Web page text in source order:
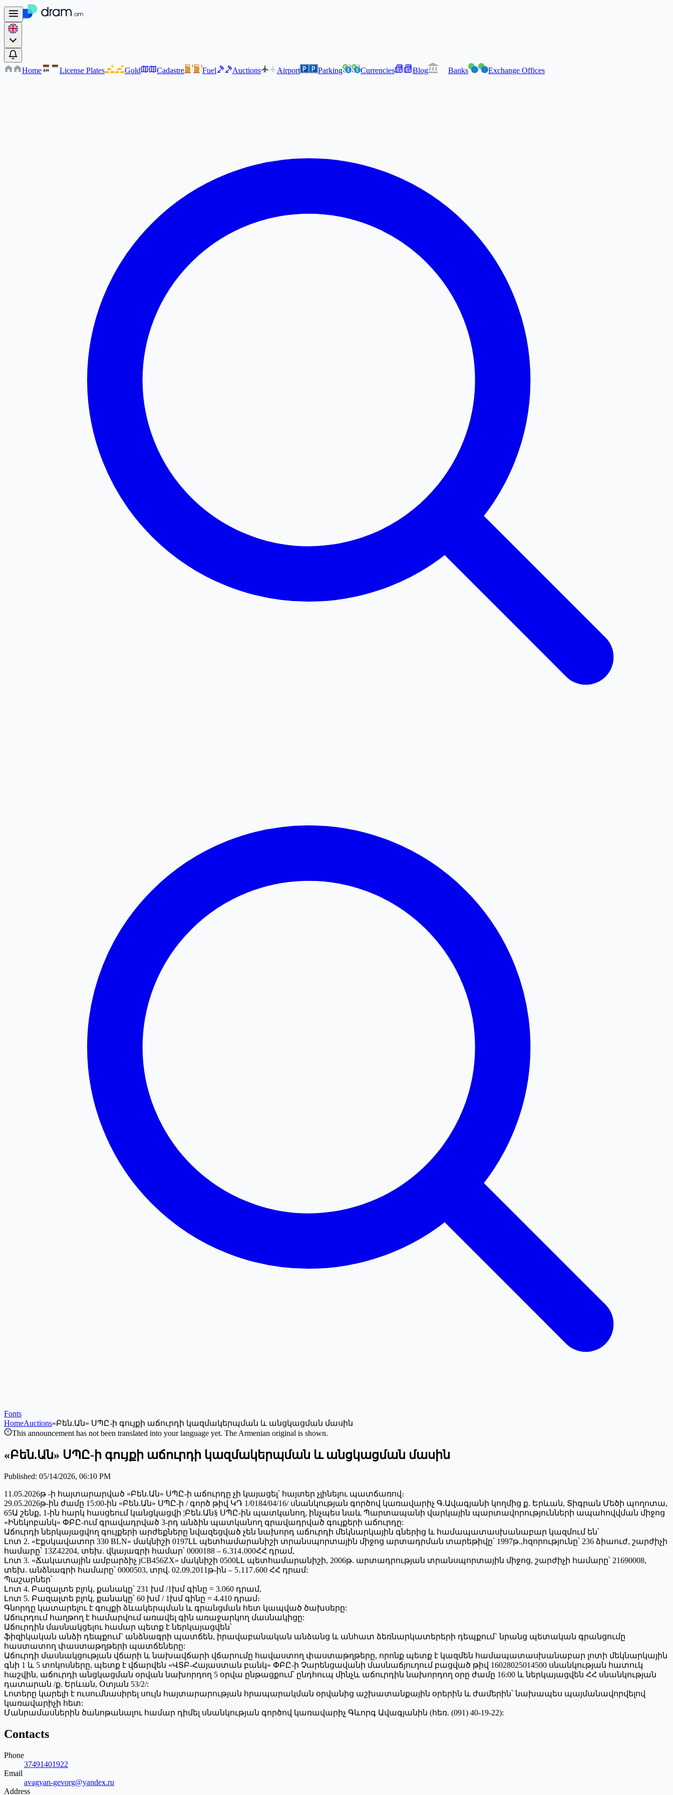
Home AM License Plates Gold Cadastre Fuel Auctions Airport Parking Currencies Blog Banks Exchange Offices
Fonts
HomeAuctions«Բեն.Ան» ՍՊԸ-ի գույքի աճուրդի կազմակերպման և անցկացման մասին
This announcement has not been translated into your language yet. The Armenian original is shown.
«Բեն.Ան» ՍՊԸ-ի գույքի աճուրդի կազմակերպման և անցկացման մասին
Published: 05/14/2026, 06:10 PM
11.05.2026թ -ի հայտարարված «Բեն.Ան» ՍՊԸ-ի աճուրդը չի կայացել՝ հայտեր չլինելու պատճառով։
29.05.2026թ-ին ժամը 15:00-ին «Բեն.Ան» ՍՊԸ-ի / գործ թիվ ԿԴ 1/0184/04/16/ սնանկության գործով կառավարիչ Գ.Ավագյանի կողմից ք. Երևան, Տիգրան Մեծի պողոտա,
65Ա շենք, 1-ին հարկ հասցեում կանցկացվի ¦Բեն.Ան§ ՍՊԸ-ին պատկանող, ինչպես նաև Պարտապանի վարկային պարտավորությունների ապահովվման միջոց
«Ինեկոբանկ» ՓԲԸ-ում գրավադրված 3-րդ անձին պատկանող գրավադրված գույքերի աճուրդը:
Աճուրդի ներկայացվող գույքերի արժեքները նվազեցված չեն նախորդ աճուրդի մեկնարկային գներից և համապատասխանաբար կազմում են՝
Լոտ 2. «Էքսկավատոր 330 BLN» մակնիշի 0197ԼԼ պետհամարանիշի տրանսպորտային միջոց արտադրման տարեթիվը՝ 1997թ.,հզորությունը՝ 236 ձիաուժ, շարժիչի
համարը՝ 13Z42204, տեխ. վկայագրի համար՝ 0000188 – 6․314․000ՀՀ դրամ,
Լոտ 3. «Ճակատային ամբարձիչ jCB456ZX» մակնիշի 0500ԼԼ պետհամարանիշի, 2006թ. արտադրության տրանսպորտային միջոց, շարժիչի համարը՝ 21690008,
տեխ. անձնագրի համարը՝ 0000503, տրվ. 02.09.2011թ-ին – 5․117․600 ՀՀ դրամ:
Պաշարներ՝
Լոտ 4. Բազալտե բլոկ, քանակը՝ 231 խմ /1խմ գինը = 3.060 դրամ,
Լոտ 5. Բազալտե բլոկ, քանակը՝ 60 խմ / 1խմ գինը = 4.410 դրամ։
Գնորդը կատարելու է գույքի ձևակերպման և գրանցման հետ կապված ծախսերը:
Աճուրդում հաղթող է համարվում առավել գին առաջարկող մասնակիցը:
Աճուրդին մասնակցելու համար պետք է ներկայացվեն՝
ֆիզիկական անձի դեպքում` անձնագրի պատճեն, իրավաբանական անձանց և անհատ ձեռնարկատերերի դեպքում` նրանց պետական գրանցումը
հաստատող փաստաթղթերի պատճեները:
Աճուրդի մասնակցության վճարի և նախավճարի վճարումը հավաստող փաստաթղթերը, որոնք պետք է կազմեն համապատասխանաբար լոտի մեկնարկային
գնի 1 և 5 տոկոսները, պետք է վճարվեն «ՎՏԲ-Հայաստան բանկ» ՓԲԸ-ի Չարենցավանի մասնաճյուղում բացված թիվ 16028025014500 սնանկության հատուկ
հաշվին, աճուրդի անցկացման օրվան նախորդող 5 օրվա ընթացքում՝ ընդհուպ մինչև աճուրդին նախորդող օրը ժամը 16:00 և ներկայացվեն ՀՀ սնանկության
դատարան /ք. Երևան, Օտյան 53/2/:
Լոտերը կարելի է ուսումնասիրել սույն հայտարարության հրապարակման օրվանից աշխատանքային օրերին և ժամերին՝ նախապես պայմանավորվելով
կառավարիչի հետ:
Մանրամասներին ծանոթանալու համար դիմել սնանկության գործով կառավարիչ Գևորգ Ավագյանին (հեռ. (091) 40-19-22):
Contacts
Phone
37491401922
Email
avagyan-gevorg@yandex.ru
Address